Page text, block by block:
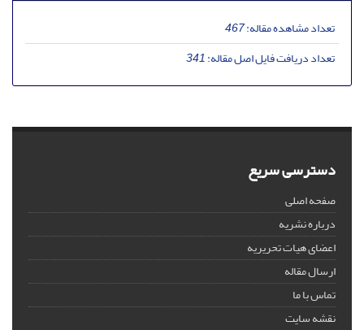
تعداد مشاهده مقاله:467
تعداد دریافت فایل اصل مقاله:341
دسترسی سریع
صفحه اصلی
درباره نشریه
اعضای هیات تحریریه
ارسال مقاله
تماس با ما
نقشه سایت